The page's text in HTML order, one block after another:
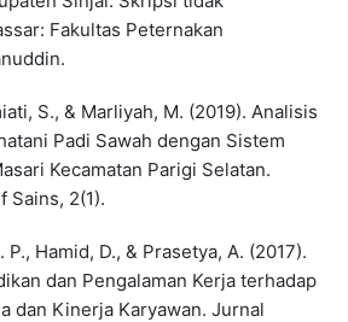
Fakultas Peternakan
S., & Marliyah, M. (2019). Analisis
Padi Sawah dengan Sistem
Kecamatan Parigi Selatan.
Sains, 2(1).
P., Hamid, D., & Prasetya, A. (2017).
dan Pengalaman Kerja terhadap
dan Kinerja Karyawan. Jurnal